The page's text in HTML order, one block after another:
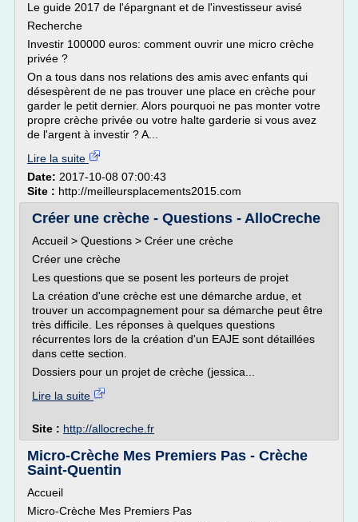
Le guide 2017 de l'épargnant et de l'investisseur avisé
Recherche
Investir 100000 euros: comment ouvrir une micro crèche
privée ?
On a tous dans nos relations des amis avec enfants qui
désespèrent de ne pas trouver une place en crèche pour
garder le petit dernier. Alors pourquoi ne pas monter votre
propre crèche privée ou votre halte garderie si vous avez
de l'argent à investir ? A...
Lire la suite
Date: 2017-10-08 07:00:43
Site : http://meilleursplacements2015.com
Créer une crèche - Questions - AlloCreche
Accueil > Questions > Créer une crèche
Créer une crèche
Les questions que se posent les porteurs de projet
La création d'une crèche est une démarche ardue, et
trouver un accompagnement pour sa démarche peut être
très difficile. Les réponses à quelques questions
récurrentes lors de la création d'un EAJE sont détaillées
dans cette section.
Dossiers pour un projet de crèche (jessica...
Lire la suite
Site : http://allocreche.fr
Micro-Crèche Mes Premiers Pas - Crèche
Saint-Quentin
Accueil
Micro-Crèche Mes Premiers Pas